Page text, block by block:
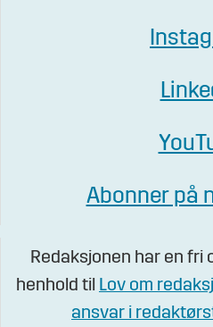
Abonner på
Redaksjonen har en fri
henhold til Lov om
ansvar i